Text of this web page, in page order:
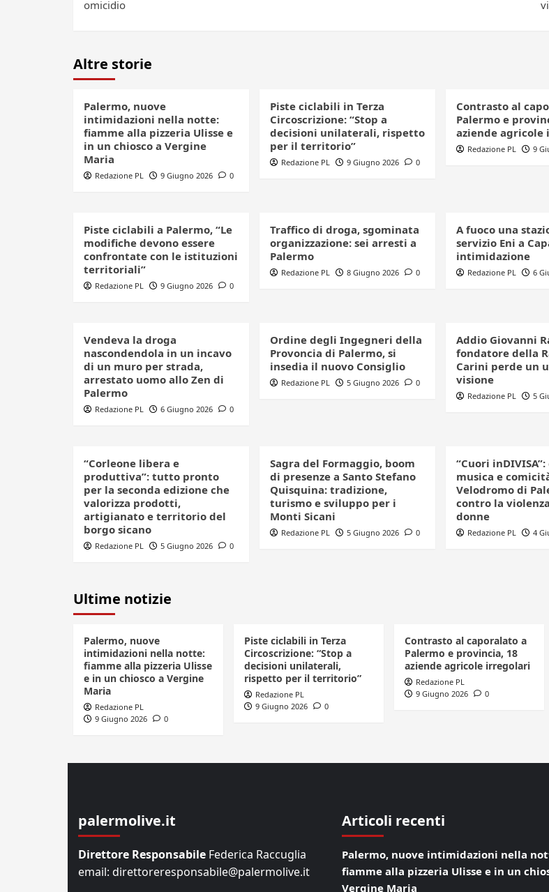
omicidio
Altre storie
Palermo, nuove
intimidazioni nella notte:
fiamme alla pizzeria Ulisse e
in un chiosco a Vergine
Maria
Redazione PL 9 Giugno 2026 0
Piste ciclabili in Terza
Circoscrizione: “Stop a
decisioni unilaterali, rispetto
per il territorio”
Redazione PL 9 Giugno 2026 0
Contrasto al
Palermo e
aziende agricole
Redazione PL 9
Piste ciclabili a Palermo, “Le
modifiche devono essere
confrontate con le istituzioni
territoriali”
Redazione PL 9 Giugno 2026 0
Traffico di droga, sgominata
organizzazione: sei arresti a
Palermo
Redazione PL 8 Giugno 2026 0
A fuoco una
servizio Eni a
intimidazione
Redazione PL 6
Vendeva la droga
nascondendola in un incavo
di un muro per strada,
arrestato uomo allo Zen di
Palermo
Redazione PL 6 Giugno 2026 0
Ordine degli Ingegneri della
Provoncia di Palermo, si
insedia il nuovo Consiglio
Redazione PL 5 Giugno 2026 0
Addio Giovanni
fondatore della
Carini perde un
visione
Redazione PL 5
“Corleone libera e
produttiva”: tutto pronto
per la seconda edizione che
valorizza prodotti,
artigianato e territorio del
borgo sicano
Redazione PL 5 Giugno 2026 0
Sagra del Formaggio, boom
di presenze a Santo Stefano
Quisquina: tradizione,
turismo e sviluppo per i
Monti Sicani
Redazione PL 5 Giugno 2026 0
“Cuori
musica e
Velodromo di
contro la
donne
Redazione PL 4
Ultime notizie
Palermo, nuove
intimidazioni nella notte:
fiamme alla pizzeria Ulisse
e in un chiosco a Vergine
Maria
Redazione PL
9 Giugno 2026
0
Piste ciclabili in Terza
Circoscrizione: “Stop a
decisioni unilaterali,
rispetto per il territorio”
Redazione PL
9 Giugno 2026
0
Contrasto al caporalato a
Palermo e provincia, 18
aziende agricole irregolari
Redazione PL
9 Giugno 2026
0
palermolive.it
Direttore Responsabile Federica Raccuglia
email: direttoreresponsabile@palermolive.it
Articoli recenti
Palermo, nuove intimidazioni nella
fiamme alla pizzeria Ulisse e in un
Vergine Maria